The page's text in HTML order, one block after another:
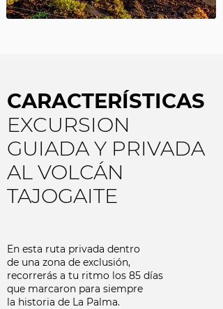
CARACTERÍSTICAS
EXCURSION
GUIADA Y PRIVADA
AL VOLCÁN
TAJOGAITE
En esta ruta privada dentro
de una zona de exclusión,
recorrerás a tu ritmo los 85 días
que marcaron para siempre
la historia de La Palma.